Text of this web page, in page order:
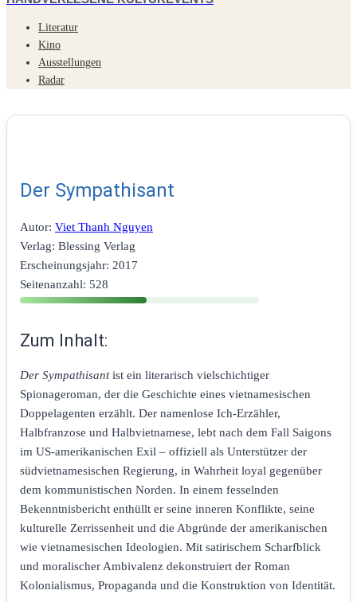
Literatur
Kino
Ausstellungen
Radar
Der Sympathisant
Autor: Viet Thanh Nguyen
Verlag: Blessing Verlag
Erscheinungsjahr: 2017
Seitenanzahl: 528
Zum Inhalt:
Der Sympathisantist ein literarisch vielschichtiger
Spionageroman, der die Geschichte eines vietnamesischen
Doppelagenten erzählt. Der namenlose Ich-Erzähler,
Halbfranzose und Halbvietnamese, lebt nach dem Fall Saigons
im US-amerikanischen Exil – offiziell als Unterstützer der
südvietnamesischen Regierung, in Wahrheit loyal gegenüber
dem kommunistischen Norden. In einem fesselnden
Bekenntnisbericht enthüllt er seine inneren Konflikte, seine
kulturelle Zerrissenheit und die Abgründe der amerikanischen
wie vietnamesischen Ideologien. Mit satirischem Scharfblick
und moralischer Ambivalenz dekonstruiert der Roman
Kolonialismus, Propaganda und die Konstruktion von Identität.